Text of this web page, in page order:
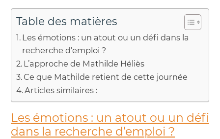
Table des matières
Les émotions : un atout ou un défi dans la
recherche d’emploi ?
L’approche de Mathilde Héliès
Ce que Mathilde retient de cette journée
Articles similaires :
Les émotions : un atout ou un défi
dans la recherche d’emploi ?